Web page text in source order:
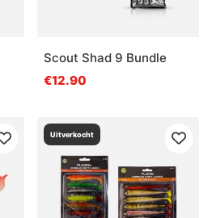
Scout Shad 9 Bundle
€12.90
Uitverkocht